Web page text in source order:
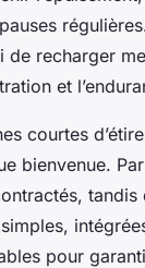
de recharger
et
courtes
bienvenue.
tandis
pour